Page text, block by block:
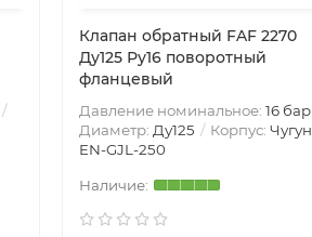
Клапан обратный FAF 2270
Ду125 Ру16 поворотный
фланцевый
Давление номинальное: 16 бар
Диаметр: Ду125 Корпус: Чугун
EN-GJL-250